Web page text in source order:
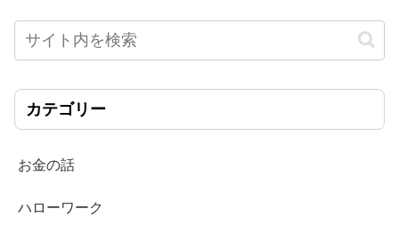
カテゴリー
お金の話
ハローワーク